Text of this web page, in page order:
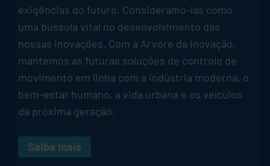
exigências do futuro. Consideramo-las como
uma bússola vital no desenvolvimento das
nossas inovações. Com a Árvore da Inovação,
mantemos as futuras soluções de controlo de
movimento em linha com a indústria moderna, o
bem-estar humano, a vida urbana e os veículos
da próxima geração.
Saiba mais